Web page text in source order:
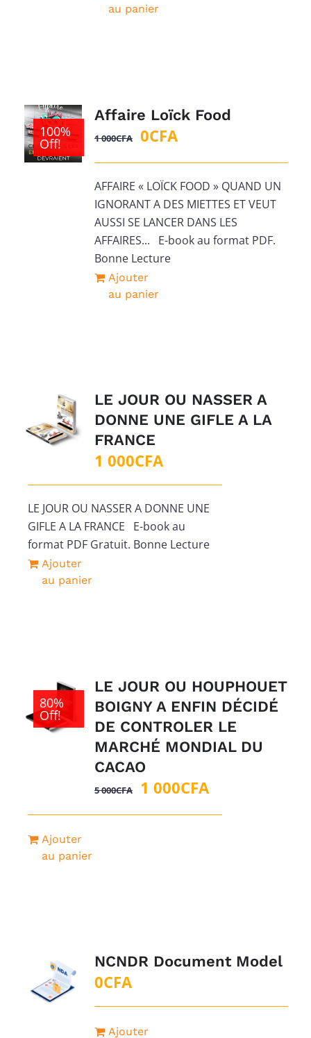
au panier
100%
Off!
Affaire Loïck Food
1 000CFA
Le
initial
était :
1
000CFA.
0CFALe
est :
0CFA.
AFFAIRE « LOÏCK FOOD » QUAND UN
IGNORANT A DES MIETTES ET VEUT
AUSSI SE LANCER DANS LES
AFFAIRES... E-book au format PDF.
Bonne Lecture
Ajouter
au panier
LE JOUR OU NASSER A
DONNE UNE GIFLE A LA
FRANCE
1 000CFA
LE JOUR OU NASSER A DONNE UNE
GIFLE A LA FRANCE E-book au
format PDF Gratuit. Bonne Lecture
Ajouter
au panier
80%
Off!
LE JOUR OU HOUPHOUET
BOIGNY A ENFIN DÉCIDÉ
DE CONTROLER LE
MARCHÉ MONDIAL DU
CACAO
5 000CFA
Le
1 000CFALe
Ajouter
au panier
NCNDR Document Model
0CFA
Ajouter